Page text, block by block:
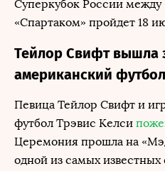
Суперкубок России между
«Спартаком» пройдет 18
Тейлор Свифт вышла
американский футбол
Певица Тейлор Свифт и
футбол Трэвис Келси
Церемония прошла на
одной из самых